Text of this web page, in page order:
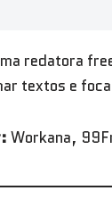
redatora
textos e
Workana,